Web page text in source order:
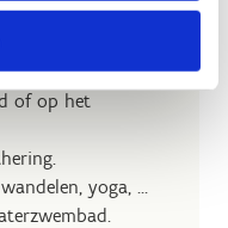
of op het
yoga, …